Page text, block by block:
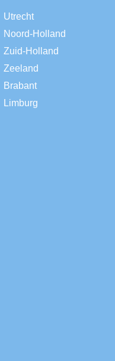
Utrecht
Noord-Holland
Zuid-Holland
Zeeland
Brabant
Limburg